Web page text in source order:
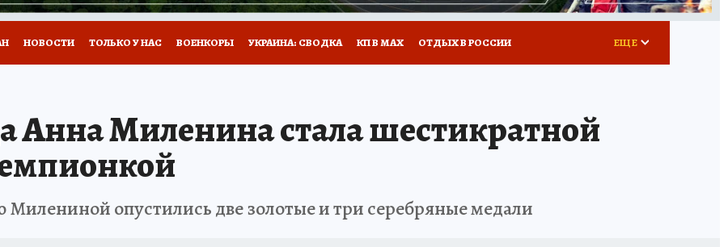
НОВОСТИ ТОЛЬКО У НАС ВОЕНКОРЫ УКРАИНА: СВОДКА КП В МАХ ОТДЫХ В РОССИИ ЕЩЕ
Анна Миленина стала шестикратной
опустились две золотые и три серебряные медали